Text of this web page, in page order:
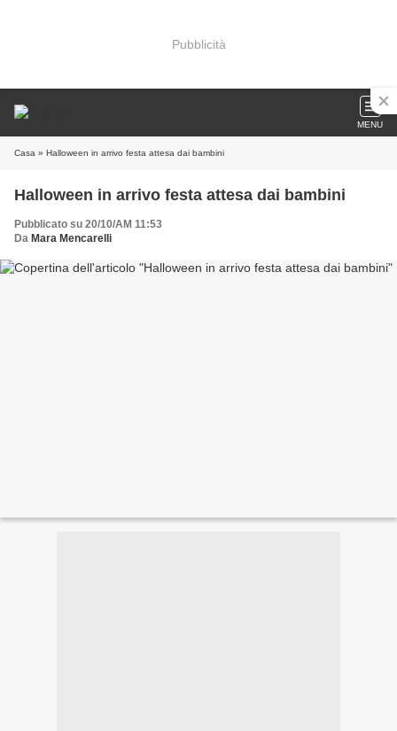
Pubblicità
MENU
Casa » Halloween in arrivo festa attesa dai bambini
Halloween in arrivo festa attesa dai bambini
Pubblicato su 20/10/AM 11:53
Da Mara Mencarelli